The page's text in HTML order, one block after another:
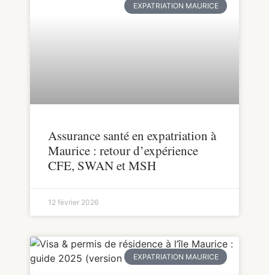
EXPATRIATION MAURICE
Assurance santé en expatriation à
Maurice : retour d’expérience
CFE, SWAN et MSH
12 février 2026
EXPATRIATION MAURICE